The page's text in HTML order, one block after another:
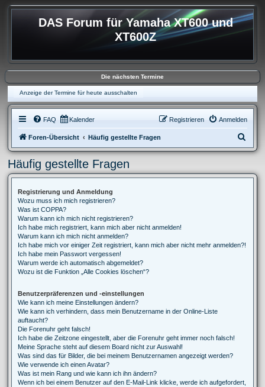
DAS Forum für Yamaha XT600 und
XT600Z
Die nächsten Termine
Anzeige der Termine für heute ausschalten
FAQ Kalender Anmelden
Registrieren
Foren-Übersicht Häufig gestellte Fragen
u
h
Häufig gestellte Fragen
Registrierung und Anmeldung
Wozu muss ich mich registrieren?
Was ist COPPA?
Warum kann ich mich nicht registrieren?
Ich habe mich registriert, kann mich aber nicht anmelden!
Warum kann ich mich nicht anmelden?
Ich habe mich vor einiger Zeit registriert, kann mich aber nicht mehr anmelden?!
Ich habe mein Passwort vergessen!
Warum werde ich automatisch abgemeldet?
Wozu ist die Funktion „Alle Cookies löschen“?
Benutzerpräferenzen und -einstellungen
Wie kann ich meine Einstellungen ändern?
Wie kann ich verhindern, dass mein Benutzername in der Online-Liste
auftaucht?
Die Forenuhr geht falsch!
Ich habe die Zeitzone eingestellt, aber die Forenuhr geht immer noch falsch!
Meine Sprache steht auf diesem Board nicht zur Auswahl!
Was sind das für Bilder, die bei meinem Benutzernamen angezeigt werden?
Wie verwende ich einen Avatar?
Was ist mein Rang und wie kann ich ihn ändern?
Wenn ich bei einem Benutzer auf den E-Mail-Link klicke, werde ich aufgefordert,